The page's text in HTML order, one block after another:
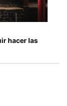
hacer las